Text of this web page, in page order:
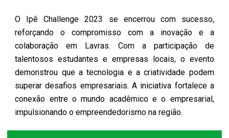
O Ipê Challenge 2023 se encerrou com sucesso,
reforçando o compromisso com a inovação e a
colaboração em Lavras. Com a participação de
talentosos estudantes e empresas locais, o evento
demonstrou que a tecnologia e a criatividade podem
superar desafios empresariais. A iniciativa fortalece a
conexão entre o mundo acadêmico e o empresarial,
impulsionando o empreendedorismo na região.